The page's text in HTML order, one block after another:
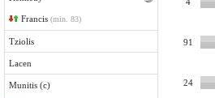
Francis (min. 83)
Tziolis
Lacen
Munitis (c)
91
24